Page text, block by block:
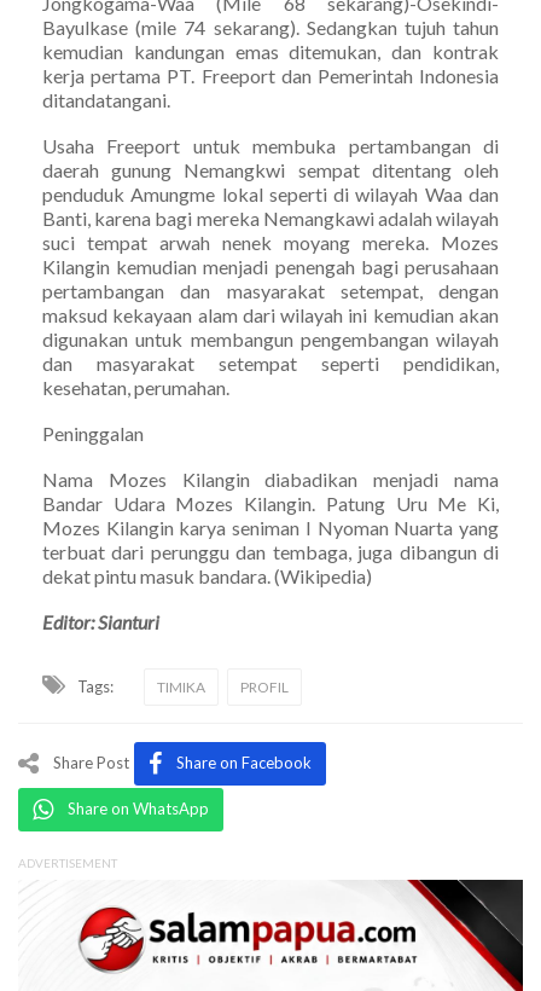
Bayulkase (mile 74 sekarang). Sedangkan tujuh tahun
kemudian kandungan emas ditemukan, dan kontrak
kerja pertama PT. Freeport dan Pemerintah Indonesia
ditandatangani.
Usaha Freeport untuk membuka pertambangan di
daerah gunung Nemangkwi sempat ditentang oleh
penduduk Amungme lokal seperti di wilayah Waa dan
Banti, karena bagi mereka Nemangkawi adalah wilayah
suci tempat arwah nenek moyang mereka. Mozes
Kilangin kemudian menjadi penengah bagi perusahaan
pertambangan dan masyarakat setempat, dengan
maksud kekayaan alam dari wilayah ini kemudian akan
digunakan untuk membangun pengembangan wilayah
dan masyarakat setempat seperti pendidikan,
kesehatan, perumahan.
Peninggalan
Nama Mozes Kilangin diabadikan menjadi nama
Bandar Udara Mozes Kilangin. Patung Uru Me Ki,
Mozes Kilangin karya seniman I Nyoman Nuarta yang
terbuat dari perunggu dan tembaga, juga dibangun di
dekat pintu masuk bandara. (Wikipedia)
Editor: Sianturi
Tags: TIMIKA PROFIL
Share Post Share on Facebook
Share on WhatsApp
ADVERTISEMENT